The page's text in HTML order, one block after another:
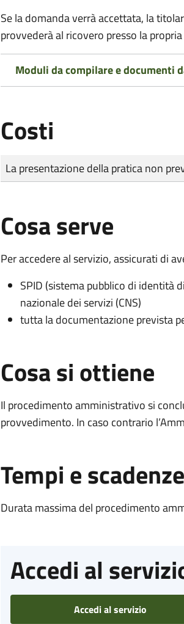
Se la domanda verrà accettata, la
provvederà al ricovero presso la
Moduli da compilare e documenti
Costi
Tipo di pagamento
Importo
La presentazione della pratica non
Cosa serve
Per accedere al servizio, assicurati di
SPID (sistema pubblico di identità
nazionale dei servizi (CNS)
tutta la documentazione prevista
Cosa si ottiene
Il procedimento amministrativo si
provvedimento. In caso contrario
Tempi e scadenze
Durata massima del procedimento
Accedi al
Accedi al servizio